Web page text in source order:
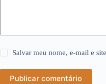
Salvar meu nome, e-mail e
Publicar comentário